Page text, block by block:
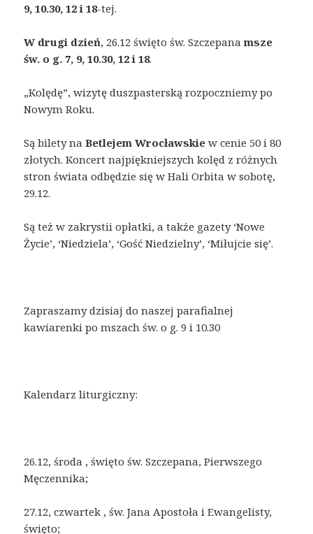
9, 10.30, 12 i 18-tej.
W drugi dzień, 26.12 święto św. Szczepanamsze
św. o g. 7, 9, 10.30, 12 i 18.
„Kolędę”, wizytę duszpasterską rozpoczniemy po
Nowym Roku.
Są bilety naBetlejem Wrocławskiew cenie 50 i 80
złotych. Koncert najpiękniejszych kolęd z różnych
stron świata odbędzie się w Hali Orbita w sobotę,
29.12.
Są też w zakrystii opłatki, a także gazety ‘Nowe
Życie’, ‘Niedziela’, ‘Gość Niedzielny’, ‘Miłujcie się’.
Zapraszamy dzisiaj do naszej parafialnej
kawiarenki po mszach św. o g. 9 i 10.30
Kalendarz liturgiczny:
26.12, środa , święto św. Szczepana, Pierwszego
Męczennika;
27.12, czwartek , św. Jana Apostoła i Ewangelisty,
święto;